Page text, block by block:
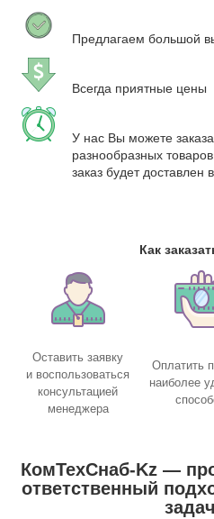
Предлагаем большой
Всегда приятные цены
У нас Вы можете
разнообразных
заказ будет доставлен
Как
Оставить заявку
и воспользоваться
консультацией
менеджера
Оплатить
наиболее
КомТехСнаб-Kz —
ответственный